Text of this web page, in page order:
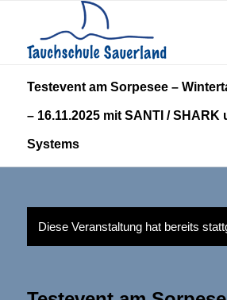
Testevent am Sorpesee –
– 16.11.2025 mit SANTI / SHARK
Systems
Diese Veranstaltung hat bereits